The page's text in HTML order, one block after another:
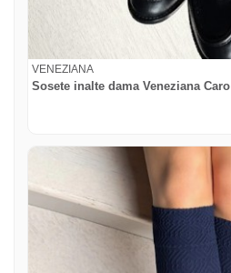
VENEZIANA
Sosete inalte dama Veneziana Caro